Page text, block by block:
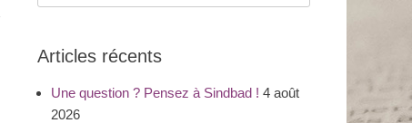
pour
Articles récents
Une question ? Pensez à Sindbad ! 4 août
2026